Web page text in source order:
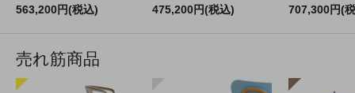
563,200円(税込)
475,200円(税込)
707,300円(
売れ筋商品